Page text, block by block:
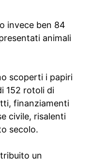
invece ben 84
animali
scoperti i papiri
152 rotoli di
finanziamenti
civile, risalenti
secolo.
un